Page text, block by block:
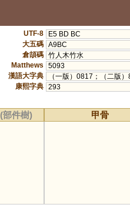
UTF-8
E5 BD BC
大五碼 A9BC
倉頡碼 竹人木竹水
Matthews
5093
漢語大字典
（一版）0817；（二版
康熙字典 293
(部件樹) 甲骨